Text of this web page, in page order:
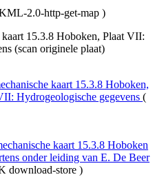
2.0-http-get-map )
15.3.8 Hoboken, Plaat VII:
(scan originele plaat)
kaart 15.3.8 Hoboken,
Hydrogeologische gegevens (
kaart 15.3.8 Hoboken
onder leiding van E. De Beer
download-store )